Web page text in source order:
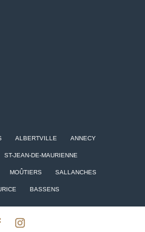
ALBERTVILLE ANNECY
ST-JEAN-DE-MAURIENNE
MOÛTIERS SALLANCHES
BASSENS